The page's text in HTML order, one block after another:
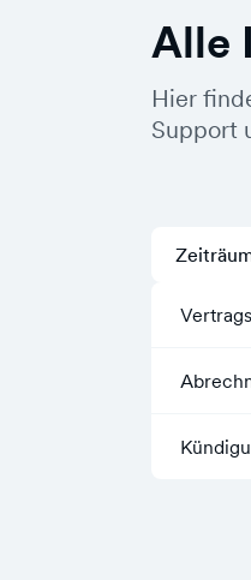
Alle
Hier
Support